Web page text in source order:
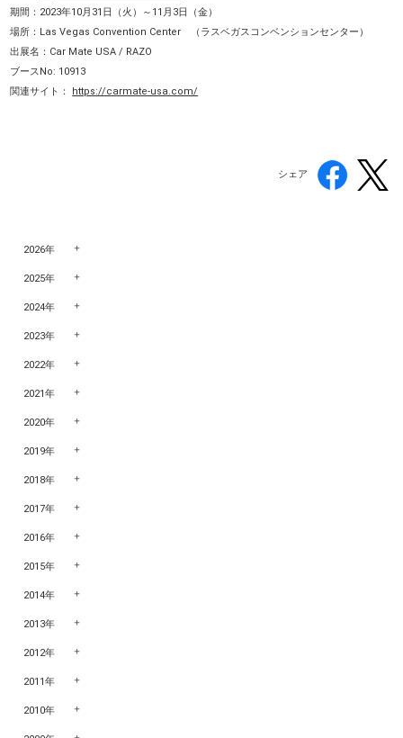
期間：2023年10月31日（火）～11月3日（金）
場所：Las Vegas Convention Center （ラスベガスコンベンションセンター）
出展名：Car Mate USA / RAZO
ブースNo: 10913
関連サイト：
https://carmate-usa.com/
シェア
2026年
2025年
2024年
2023年
2022年
2021年
2020年
2019年
2018年
2017年
2016年
2015年
2014年
2013年
2012年
2011年
2010年